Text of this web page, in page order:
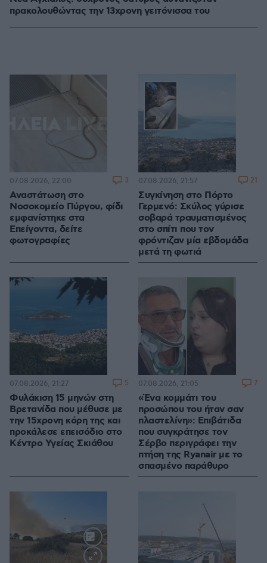
πρακολουθώντας την 13χρονη γειτόνισσα του
Αναστάτωση στο
Νοσοκομείο Πύργου, φίδι
εμφανίστηκε στα
Επείγοντα, δείτε
φωτογραφίες
07.08.2026, 22:00 3
Συγκίνηση στο Πόρτο
Γερμενό: Σκύλος γύρισε
σοβαρά τραυματισμένος
στο σπίτι που τον
φρόντιζαν μία εβδομάδα
μετά τη φωτιά
07.08.2026, 21:57 21
Φυλάκιση 15 μηνών στη
Βρετανίδα που μέθυσε με
την 15χρονη κόρη της και
προκάλεσε επεισόδιο στο
Κέντρο Υγείας Σκιάθου
07.08.2026, 21:27 5
«Ένα κομμάτι του
προσώπου του ήταν σαν
πλαστελίνη»: Επιβάτιδα
που συγκράτησε τον
Σέρβο περιγράφει την
πτήση της Ryanair με το
σπασμένο παράθυρο
07.08.2026, 21:05 7